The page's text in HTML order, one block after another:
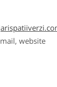
website